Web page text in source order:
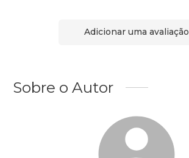
Adicionar uma avaliação
Sobre o Autor